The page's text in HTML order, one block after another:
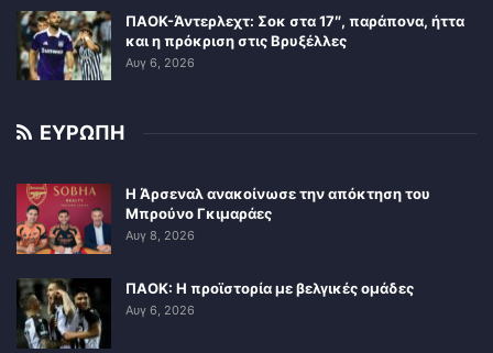
ΠΑΟΚ-Άντερλεχτ: Σοκ στα 17″, παράπονα, ήττα
και η πρόκριση στις Βρυξέλλες
Αυγ 6, 2026
ΕΥΡΩΠΗ
Η Άρσεναλ ανακοίνωσε την απόκτηση του
Μπρούνο Γκιμαράες
Αυγ 8, 2026
ΠΑΟΚ: Η προϊστορία με βελγικές ομάδες
Αυγ 6, 2026